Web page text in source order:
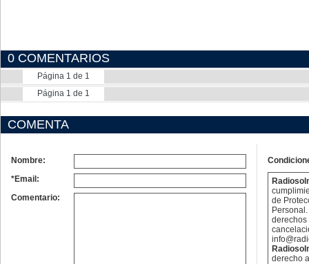
0 COMENTARIOS
Página 1 de 1
Página 1 de 1
COMENTA
Nombre:
*Email:
Comentario:
de
derechos
derecho